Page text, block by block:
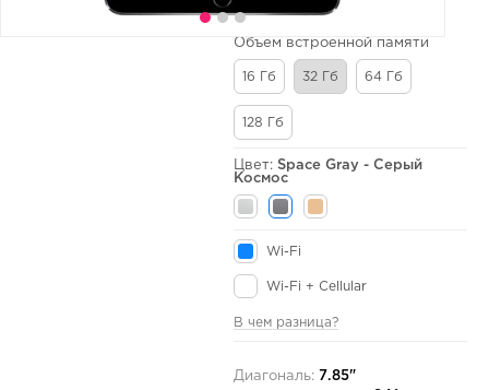
Объем встроенной памяти
16 Гб 32 Гб 64 Гб
128 Гб
Цвет: Space Gray - Серый
Космос
Wi-Fi
Wi-Fi + Cellular
В чем разница?
Диагональ: 7.85"